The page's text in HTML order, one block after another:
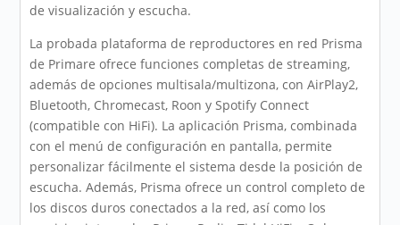
de visualización y escucha.
La probada plataforma de reproductores en red Prisma
de Primare ofrece funciones completas de streaming,
además de opciones multisala/multizona, con AirPlay2,
Bluetooth, Chromecast, Roon y Spotify Connect
(compatible con HiFi). La aplicación Prisma, combinada
con el menú de configuración en pantalla, permite
personalizar fácilmente el sistema desde la posición de
escucha. Además, Prisma ofrece un control completo de
los discos duros conectados a la red, así como los